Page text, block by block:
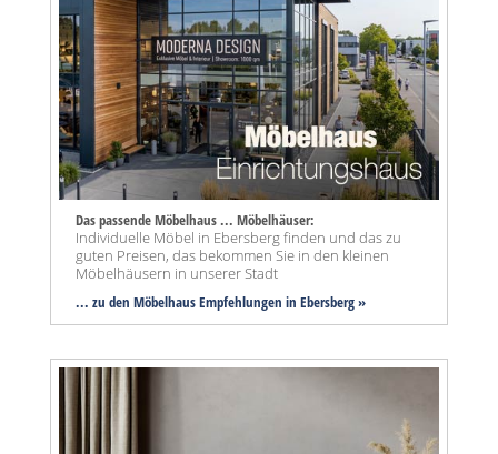
Das passende Möbelhaus ... Möbelhäuser:
Individuelle Möbel in Ebersberg finden und das zu
guten Preisen, das bekommen Sie in den kleinen
Möbelhäusern in unserer Stadt
... zu den Möbelhaus Empfehlungen in Ebersberg »